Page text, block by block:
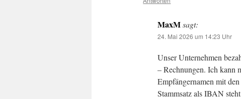
MaxM sagt:
24. Mai 2026 um 14:23 Uhr
Unser Unternehmen
– Rechnungen. Ich kann
Empfängernamen mit
Stammsatz als IBAN